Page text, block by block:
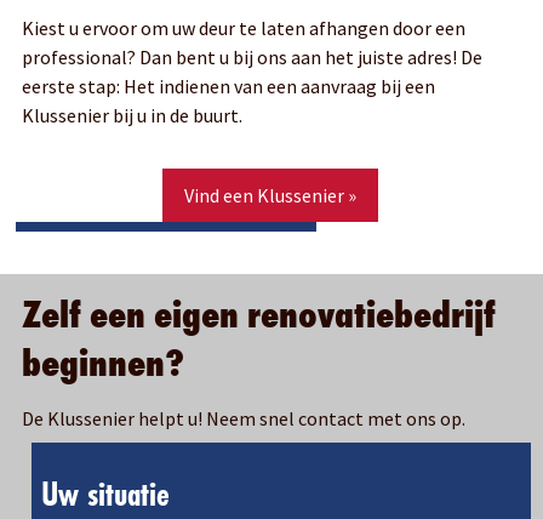
Kiest u ervoor om uw deur te laten afhangen door een
professional? Dan bent u bij ons aan het juiste adres! De
eerste stap: Het indienen van een aanvraag bij een
Klussenier bij u in de buurt.
Vind een Klussenier »
Zelf een eigen renovatiebedrijf
beginnen?
De Klussenier helpt u! Neem snel contact met ons op.
Uw situatie